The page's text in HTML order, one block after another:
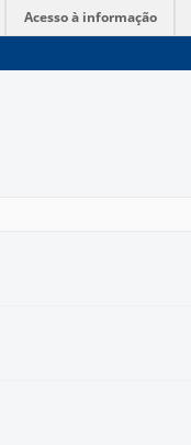
Acesso à informação